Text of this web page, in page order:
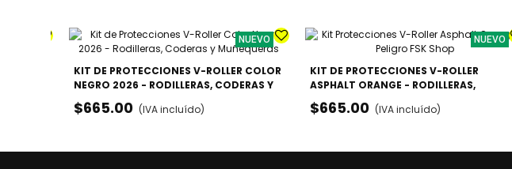
NUEVO
KIT DE PROTECCIONES V-ROLLER COLOR
NEGRO 2026 - RODILLERAS, CODERAS Y
MUÑEQUERAS
$665.00 (IVA incluído)
NUEVO
KIT DE PROTECCIONES V-ROLLER
ASPHALT ORANGE - RODILLERAS,
CODERAS Y MUÑEQUERAS
$665.00 (IVA incluído)